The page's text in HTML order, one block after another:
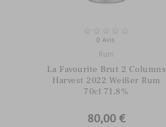
0 Avis
Rum
La Favourite Brut 2 Columns
Harvest 2022 Weißer Rum
70cl 71,8%
80,00 €